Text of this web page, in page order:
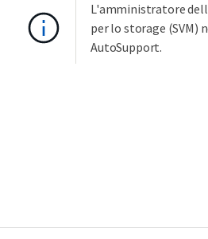
L'amministratore
per lo storage (SVM)
AutoSupport.